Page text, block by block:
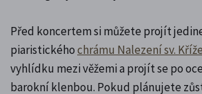
Před koncertem si můžete projít
piaristickéhochrámu Nalezení sv. Kříže
vyhlídku mezi věžemi a projít se po
barokní klenbou. Pokud plánujete